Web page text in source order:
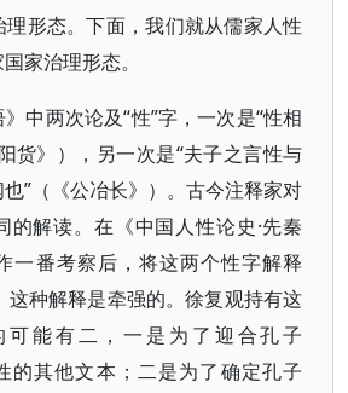
形态。下面，我们就从儒家人性
家治理形态。
中两次论及“性”字，一次是“性相
货》），另一次是“夫子之言性与
”（《公冶长》）。古今注释家对
的解读。在《中国人性论史·先秦
一番考察后，将这两个性字解释
种解释是牵强的。徐复观持有这
能有二，一是为了迎合孔子
的其他文本；二是为了确定孔子